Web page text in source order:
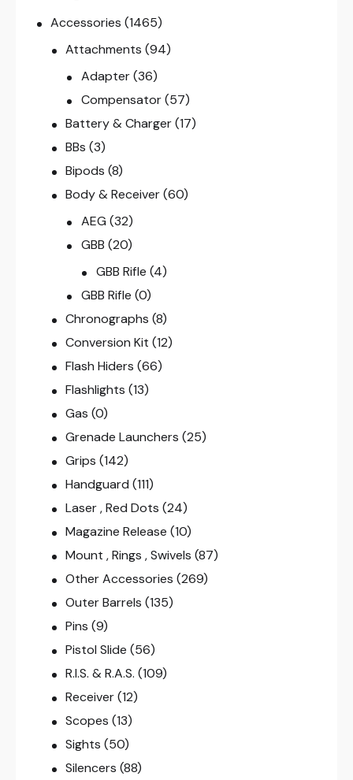
Accessories (1465)
Attachments (94)
Adapter (36)
Compensator (57)
Battery & Charger (17)
BBs (3)
Bipods (8)
Body & Receiver (60)
AEG (32)
GBB (20)
GBB Rifle (4)
GBB Rifle (0)
Chronographs (8)
Conversion Kit (12)
Flash Hiders (66)
Flashlights (13)
Gas (0)
Grenade Launchers (25)
Grips (142)
Handguard (111)
Laser , Red Dots (24)
Magazine Release (10)
Mount , Rings , Swivels (87)
Other Accessories (269)
Outer Barrels (135)
Pins (9)
Pistol Slide (56)
R.I.S. & R.A.S. (109)
Receiver (12)
Scopes (13)
Sights (50)
Silencers (88)